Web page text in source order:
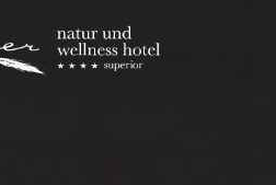
Höflehner ****S